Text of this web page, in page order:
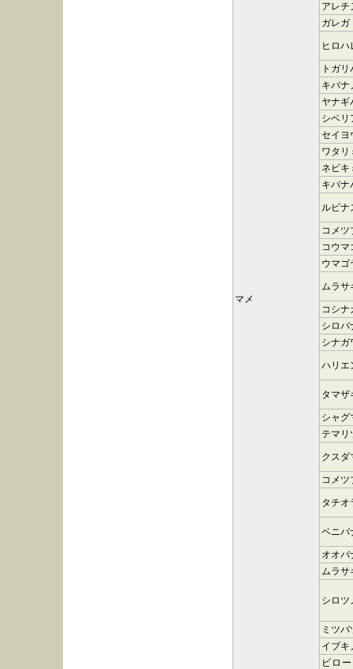
マメ
アレチ
ガレガ
ヒロハ
トガ
キバナ
ヤナギ
シベリ
セイヨ
ワタリ
ネビキ
キバナ
ルピナ
コメツ
コウマ
ウマゴ
ムラサ
コシナ
シロバ
シナガ
ハリエ
タマザ
シャグ
テマリ
クスダ
コメツ
タチオ
ベニバ
オオバ
ムラサ
シロツ
ミツ
イブキ
ビロ